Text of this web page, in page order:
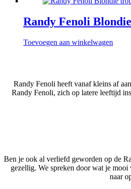
Randy Fenoli
Toevoegen aan winkelwagen
Randy Fenoli heeft vanaf kleins af
Randy Fenoli, zich op latere leeftijd
Ben je ook al verliefd geworden op de
gezellig. We spreken door wat je
naar